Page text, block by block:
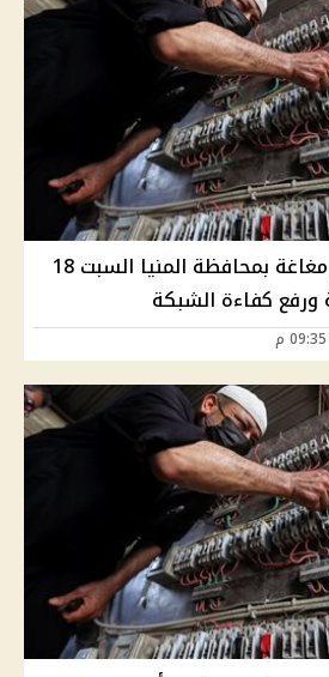
قطع الكهرباء بمركز مغاغة بمحافظة المنيا السبت 18
ورفع كفاءة الشبكة